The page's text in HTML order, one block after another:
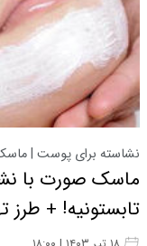
نشاسته برای پوست |
ماسک صورت با
تابستونیه! + طرز